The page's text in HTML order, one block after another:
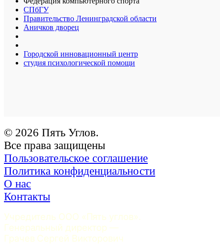
СПбГУ
Правительство Ленинградской области
Аничков дворец
Городской инновационный центр
студия психологической помощи
© 2026 Пять Углов.
Все права защищены
Пользовательское соглашение
Политика конфиденциальности
О нас
Контакты
Учредитель ООО «Пять углов».
Генеральный директор —
Грачев Сергей Викторович